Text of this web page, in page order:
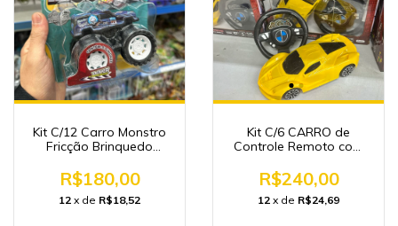
Kit C/12 Carro Monstro
Fricção Brinquedo
R$180,00
12 x de R$18,52
Kit C/6 CARRO de
Controle Remoto com
Atacado
R$240,00
12 x de R$24,69